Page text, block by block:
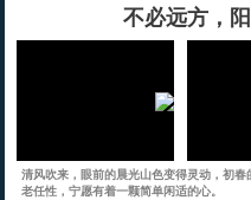
不必远方，
清风吹来，眼前的晨光山色变得灵动，初
老任性，宁愿有着一颗简单闲适的心。